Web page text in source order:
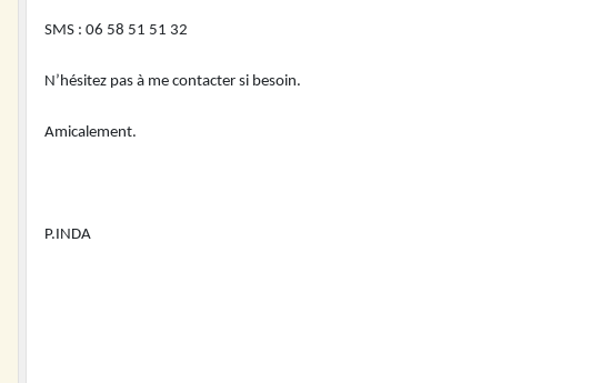
SMS : 06 58 51 51 32
N’hésitez pas à me contacter si besoin.
Amicalement.
P.INDA